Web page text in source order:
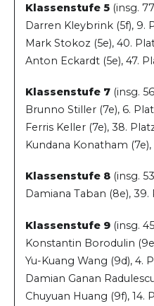
Klassenstufe 5 (insg.
Darren Kleybrink (5f), 9.
Mark Stokoz (5e), 40.
Anton Eckardt (5e), 47.
Klassenstufe 7 (insg.
Brunno Stiller (7e), 6.
Ferris Keller (7e), 38.
Kundana Konatham (7e),
Klassenstufe 8 (insg.
Damiana Taban (8e), 39.
Klassenstufe 9 (insg.
Konstantin Borodulin
Yu-Kuang Wang (9d), 4.
Damian Ganan
Chuyuan Huang (9f), 14.